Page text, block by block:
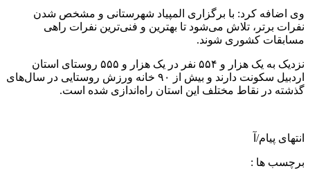
وی اضافه کرد: با برگزاری المپیاد شهرستانی و مشخص شدن
نفرات برتر، تلاش می‌شود تا بهترین و فنی‌ترین نفرات راهی
مسابقات کشوری شوند.
نزدیک به یک هزار و ۵۵۴ نفر در یک هزار و ۵۵۵ روستای استان
اردبیل سکونت دارند و بیش از ۹۰ خانه ورزش روستایی در سال‌های
گذشته در نقاط مختلف این استان راه‌اندازی شده است.
انتهای پیام/آ
برچسب ها :